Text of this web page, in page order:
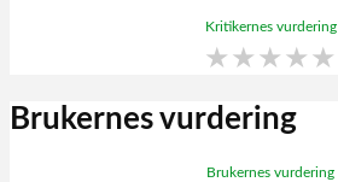
Kritikernes vurdering
★★★★★
Brukernes vurdering
Brukernes vurdering